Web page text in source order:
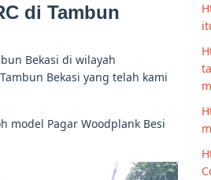
di Tambun
Bekasi di wilayah
Bekasi yang telah kami
model Pagar Woodplank Besi